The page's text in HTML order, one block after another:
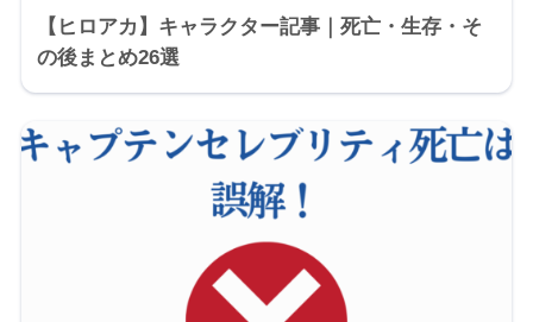
【ヒロアカ】キャラクター記事｜死亡・生存・そ
の後まとめ26選